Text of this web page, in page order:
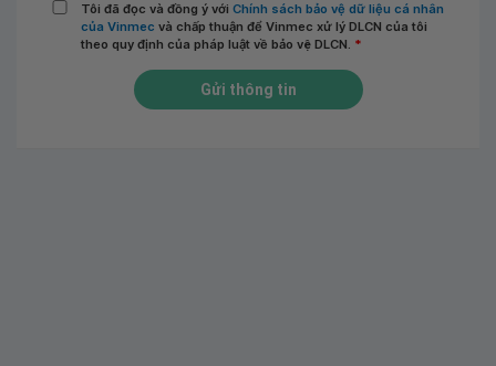
Tôi đã đọc và đồng ý với Chính sách bảo vệ dữ liệu cá nhân
của Vinmec và chấp thuận để Vinmec xử lý DLCN của tôi
theo quy định của pháp luật về bảo vệ DLCN. *
Gửi thông tin